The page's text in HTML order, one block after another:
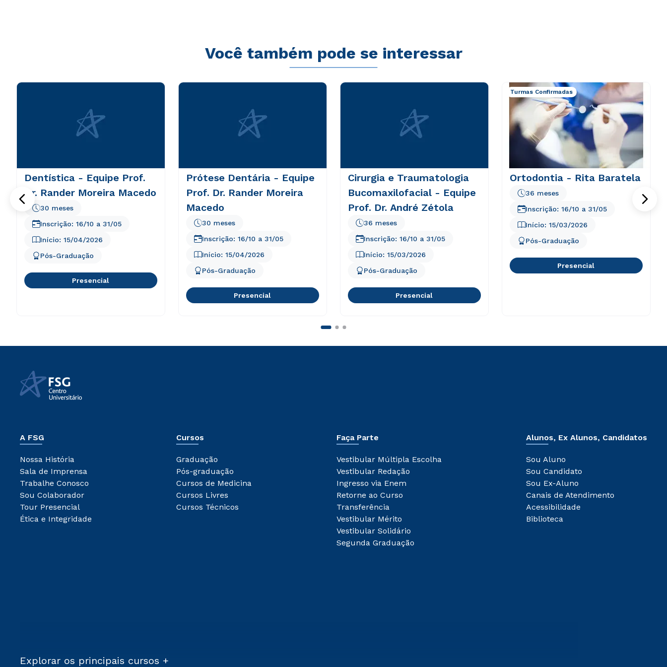
Você também pode se interessar
Dentística - Equipe Prof.
Dr. Rander Moreira Macedo
Início: 15/04/2026
30 meses
Pós-Graduação
Inscrição: 16/10 a 31/05
Presencial
Prótese Dentária - Equipe
Prof. Dr. Rander Moreira
Macedo
Início: 15/04/2026
30 meses
Pós-Graduação
Inscrição: 16/10 a 31/05
Presencial
Cirurgia e Traumatologia
Bucomaxilofacial - Equipe
Prof. Dr. André Zétola
Início: 15/03/2026
36 meses
Pós-Graduação
Inscrição: 16/10 a 31/05
Presencial
Turmas Confirmadas
Ortodontia - Rita Baratela
Início: 15/03/2026
36 meses
Pós-Graduação
Inscrição: 16/10 a 31/05
Presencial
A FSG
Nossa História
Sala de Imprensa
Trabalhe Conosco
Sou Colaborador
Tour Presencial
Ética e Integridade
Cursos
Graduação
Pós-graduação
Cursos de Medicina
Cursos Livres
Cursos Técnicos
Faça Parte
Vestibular Múltipla Escolha
Vestibular Redação
Ingresso via Enem
Retorne ao Curso
Transferência
Vestibular Mérito
Vestibular Solidário
Segunda Graduação
Alunos, Ex Alunos, Candidatos
Sou Aluno
Sou Candidato
Sou Ex-Aluno
Canais de Atendimento
Acessibilidade
Biblioteca
Explorar os principais cursos +